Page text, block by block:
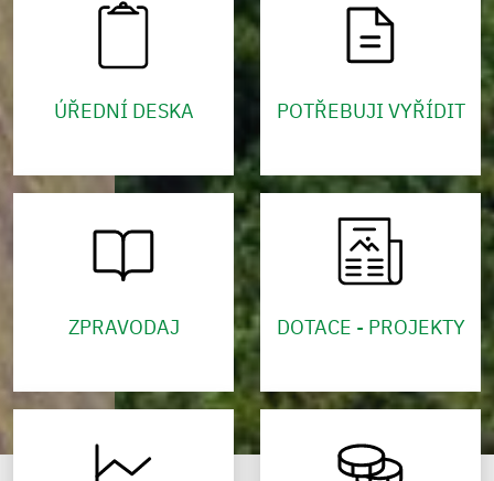
ÚŘEDNÍ DESKA POTŘEBUJI VYŘÍDIT
ZPRAVODAJ DOTACE - PROJEKTY